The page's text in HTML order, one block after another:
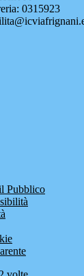
0315923
Pubblico